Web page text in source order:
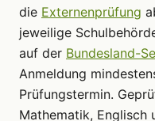
die Externenprüfung
jeweilige
auf der Bundesland-
Anmeldung
Prüfungstermin.
Mathematik, Englisch